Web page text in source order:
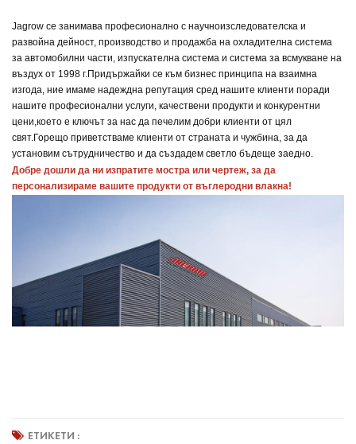
Jagrow се занимава професионално с научноизследователска и
развойна дейност, производство и продажба на охладителна система
за автомобилни части, изпускателна система и система за всмукване на
въздух от 1998 г. Придържайки се към бизнес принципа на взаимна
изгода, ние имаме надеждна репутация сред нашите клиенти поради
нашите професионални услуги, качествени продукти и конкурентни
цени, което е ключът за нас да печелим добри клиенти от цял
свят. Горещо приветстваме клиенти от страната и чужбина, за да
установим сътрудничество и да създадем светло бъдеще заедно.
Добре дошли да ни изпратите мостра или чертеж, за да
персонализираме вашите продукти от въглеродни влакна!
ЕТИКЕТИ :